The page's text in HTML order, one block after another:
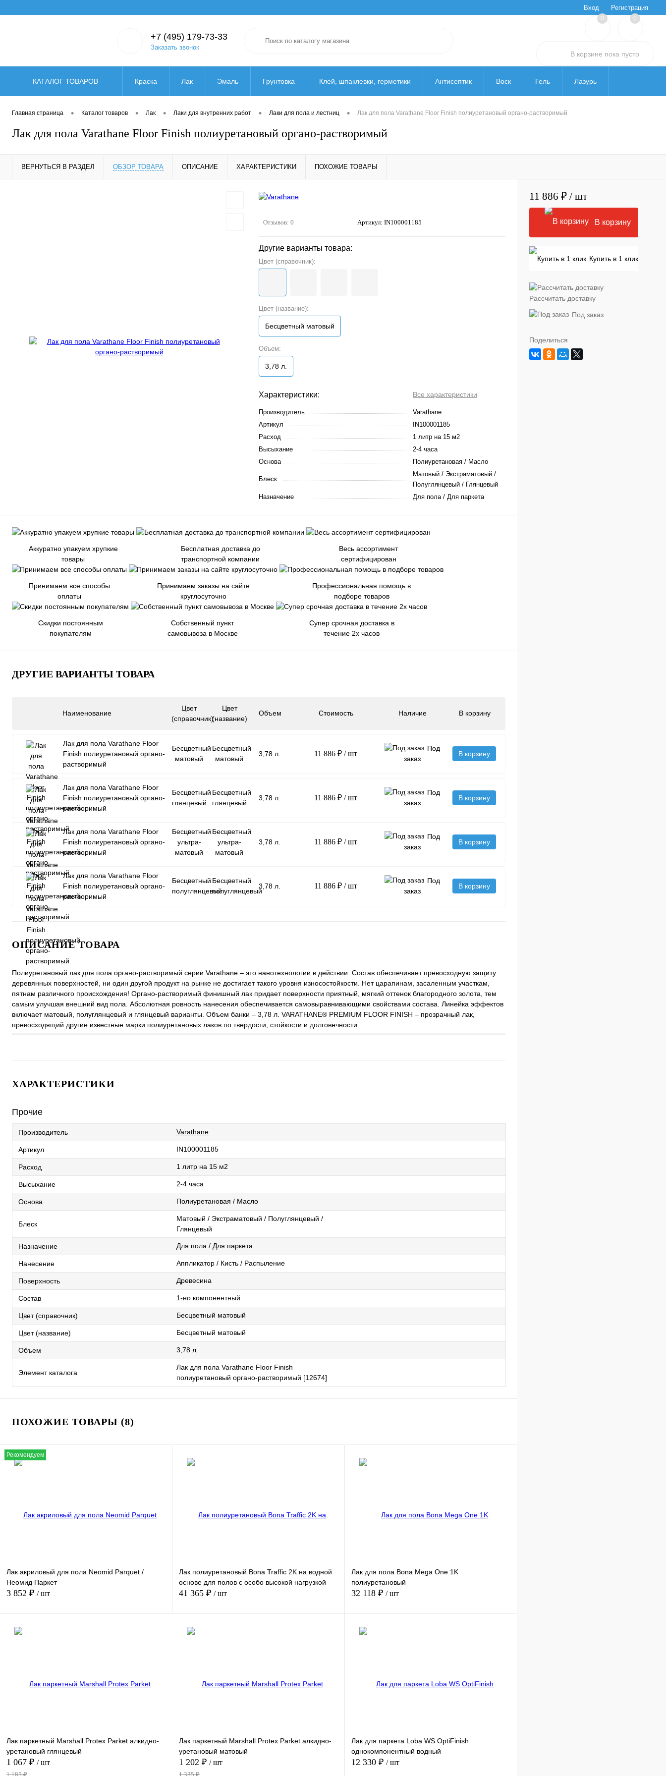
Вход Регистрация
+7 (495) 179-73-33
Заказать звонок
0 0
В корзине пока пусто
КАТАЛОГ ТОВАРОВ Краска Лак Эмаль Грунтовка Клей, шпаклевки, герметики Антисептик Воск Гель Лазурь
Масло Масло для дерева Масло-лазурь Огнебиозащита Пропитка Штукатурка Уход и очистка
Главная страница • Каталог товаров • Лак • Лаки для внутренних работ • Лаки для пола и лестниц • Лак для пола Varathane Floor Finish полиуретановый органо-растворимый
Лак для пола Varathane Floor Finish полиуретановый органо-растворимый
ВЕРНУТЬСЯ В РАЗДЕЛ ОБЗОР ТОВАРА ОПИСАНИЕ ХАРАКТЕРИСТИКИ ПОХОЖИЕ ТОВАРЫ
Отзывов: 0 Артикул: IN100001185
Другие варианты товара:
Цвет (справочник):
Цвет (название):
Бесцветный матовый
Объем:
3,78 л.
Характеристики: Все характеристики
Производитель
Varathane
Артикул
IN100001185
Расход
1 литр на 15 м2
Высыхание
2-4 часа
Основа
Полиуретановая / Масло
Блеск
Матовый / Экстраматовый /
Полуглянцевый / Глянцевый
Назначение
Для пола / Для паркета
Аккуратно упакуем хрупкие
товары
Бесплатная доставка до
транспортной компании
Весь ассортимент
сертифицирован
Принимаем все способы
оплаты
Принимаем заказы на сайте
круглосуточно
Профессиональная помощь в
подборе товаров
Скидки постоянным
покупателям
Собственный пункт
самовывоза в Москве
Супер срочная доставка в
течение 2х часов
ДРУГИЕ ВАРИАНТЫ ТОВАРА
Наименование
Цвет
(справочник)
Цвет
(название)
Объем Стоимость Наличие В корзину
Лак для пола Varathane Floor
Finish полиуретановый органо-
растворимый
Бесцветный
матовый
Бесцветный
матовый
3,78 л. 11 886 ₽ / шт
Под
заказ
В корзину
Лак для пола Varathane Floor
Finish полиуретановый органо-
растворимый
Бесцветный
глянцевый
Бесцветный
глянцевый
3,78 л. 11 886 ₽ / шт
Под
заказ
В корзину
Лак для пола Varathane Floor
Finish полиуретановый органо-
растворимый
Бесцветный
ультра-
матовый
Бесцветный
ультра-
матовый
3,78 л. 11 886 ₽ / шт
Под
заказ
В корзину
Лак для пола Varathane Floor
Finish полиуретановый органо-
растворимый
Бесцветный
полуглянцевый
Бесцветный
полуглянцевый
3,78 л. 11 886 ₽ / шт
Под
заказ
В корзину
ОПИСАНИЕ ТОВАРА
Полиуретановый лак для пола органо-растворимый серии Varathane – это нанотехнологии в действии. Состав обеспечивает превосходную защиту
деревянных поверхностей, ни один другой продукт на рынке не достигает такого уровня износостойкости. Нет царапинам, засаленным участкам,
пятнам различного происхождения! Органо-растворимый финишный лак придает поверхности приятный, мягкий оттенок благородного золота, тем
самым улучшая внешний вид пола. Абсолютная ровность нанесения обеспечивается самовыравнивающими свойствами состава. Линейка эффектов
включает матовый, полуглянцевый и глянцевый варианты. Объем банки – 3,78 л. VARATHANE® PREMIUM FLOOR FINISH – прозрачный лак,
превосходящий другие известные марки полиуретановых лаков по твердости, стойкости и долговечности.
ХАРАКТЕРИСТИКИ
Прочие
Производитель Varathane
Артикул IN100001185
Расход 1 литр на 15 м2
Высыхание 2-4 часа
Основа Полиуретановая / Масло
Блеск
Матовый / Экстраматовый / Полуглянцевый /
Глянцевый
Назначение Для пола / Для паркета
Нанесение Аппликатор / Кисть / Распыление
Поверхность Древесина
Состав 1-но компонентный
Цвет (справочник) Бесцветный матовый
Цвет (название) Бесцветный матовый
Объем 3,78 л.
Элемент каталога
Лак для пола Varathane Floor Finish
полиуретановый органо-растворимый [12674]
ПОХОЖИЕ ТОВАРЫ (8)
Рекомендуем
Лак акриловый для пола Neomid Parquet /
Неомид Паркет
3 852 ₽ / шт
наличии
Цвет (название)
Бесцветный глянцевый
Лак полиуретановый Bona Traffic 2K на водной
основе для полов с особо высокой нагрузкой
41 365 ₽ / шт
наличии
Цвет (название)
Бесцветный матовый
Лак для пола Bona Mega One 1K
полиуретановый
32 118 ₽ / шт
наличии
Цвет (название)
Бесцветный матовый
Лак паркетный Marshall Protex Parket алкидно-
уретановый глянцевый
1 067 ₽ / шт
1 185 ₽
Лак паркетный Marshall Protex Parket алкидно-
уретановый матовый
1 202 ₽ / шт
1 335 ₽
Лак для паркета Loba WS OptiFinish
однокомпонентный водный
12 330 ₽ / шт
11 886 ₽ / шт
В корзину
Купить в 1 клик
Рассчитать доставку
Под заказ
Поделиться